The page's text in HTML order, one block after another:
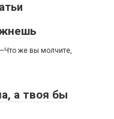
же вы молчите,
а твоя бы